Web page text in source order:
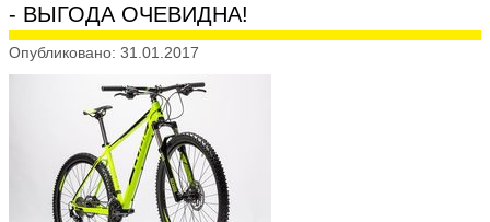
- ВЫГОДА ОЧЕВИДНА!
Опубликовано: 31.01.2017